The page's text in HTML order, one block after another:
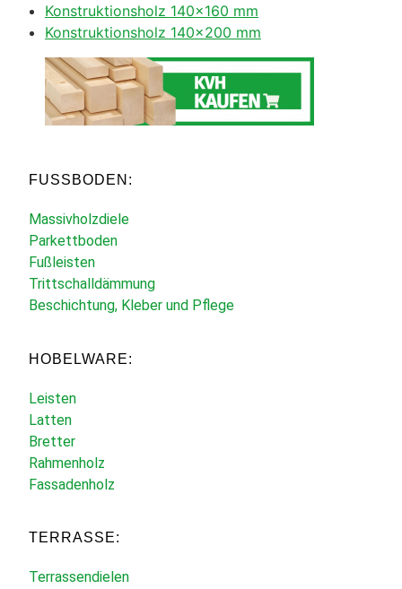
Konstruktionsholz 140×160 mm
Konstruktionsholz 140×200 mm
FUSSBODEN:
Massivholzdiele
Parkettboden
Fußleisten
Trittschalldämmung
Beschichtung, Kleber und Pflege
HOBELWARE:
Leisten
Latten
Bretter
Rahmenholz
Fassadenholz
TERRASSE:
Terrassendielen